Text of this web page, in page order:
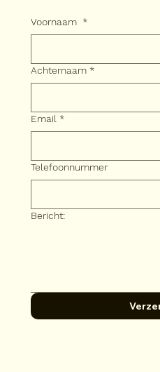
Voornaam *
Achternaam *
Email *
Telefoonnummer
Bericht: